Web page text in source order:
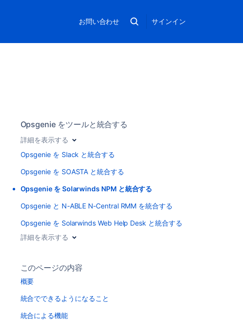
お問い合わせ サインイン
Opsgenie をツールと統合する
詳細を表示する
Opsgenie を Slack と統合する
Opsgenie を SOASTA と統合する
Opsgenie を Solarwinds NPM と統合する
Opsgenie と N-ABLE N‑Central RMM を統合する
Opsgenie を Solarwinds Web Help Desk と統合する
詳細を表示する
このページの内容
概要
統合でできるようになること
統合による機能